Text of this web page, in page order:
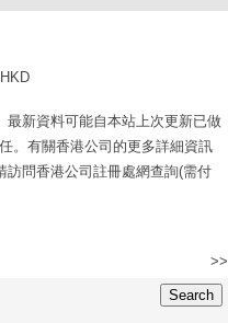
新資料可能自本站上次更新已做
。有關香港公司的更多詳細資訊
訪問香港公司註冊處網查詢(需付
>>